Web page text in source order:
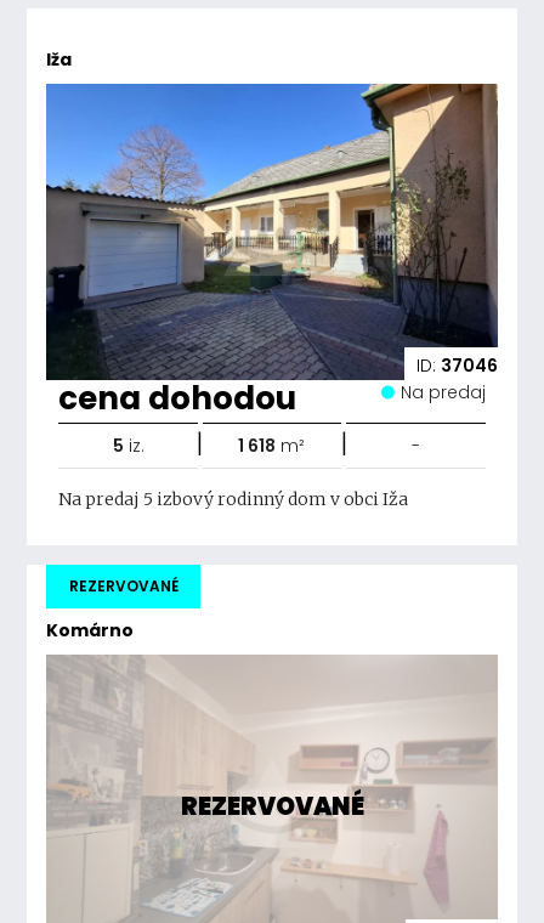
Iža
ID: 37046
cena dohodou Na predaj
5 iz. | 1 618 m² | -
Na predaj 5 izbový rodinný dom v obci Iža
Komárno
REZERVOVANÉ
REZERVOVANÉ